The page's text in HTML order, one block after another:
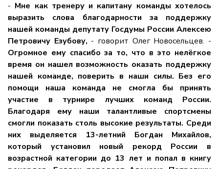
- Мне как тренеру и капитану команды хотелось
выразить слова благодарности за поддержку
нашей команды депутату Госдумы России Алексею
Петровичу Езубову, - говорит Олег Новосельцев. -
Огромное ему спасибо за то, что в это нелёгкое
время он нашел возможность оказать поддержку
нашей команде, поверить в наши силы. Без его
помощи наша команда не смогла бы принять
участие в турнире лучших команд России.
Благодаря ему наши талантливые спортсмены
смогли показать столь высокие результаты. Среди
них выделяется 13-летний Богдан Михайлов,
который установил новый рекорд России в
возрастной категории до 13 лет и попал в книгу